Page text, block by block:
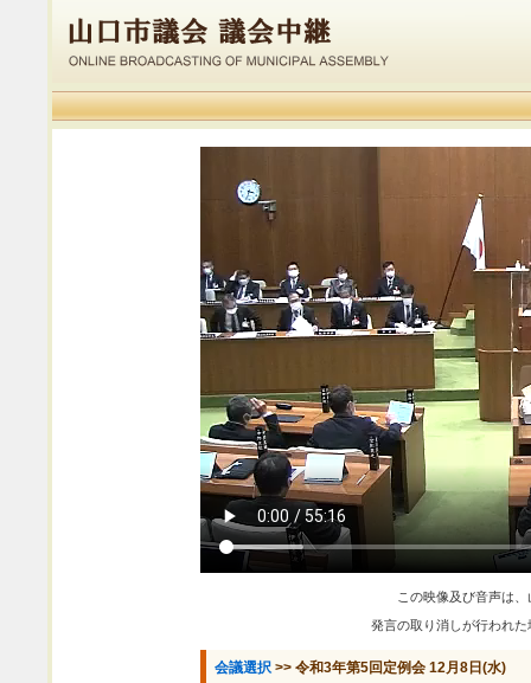
この映像及び音声は
発言の取り消しが行われ
会議選択 >> 令和3年第5回定例会 12月8日(水)